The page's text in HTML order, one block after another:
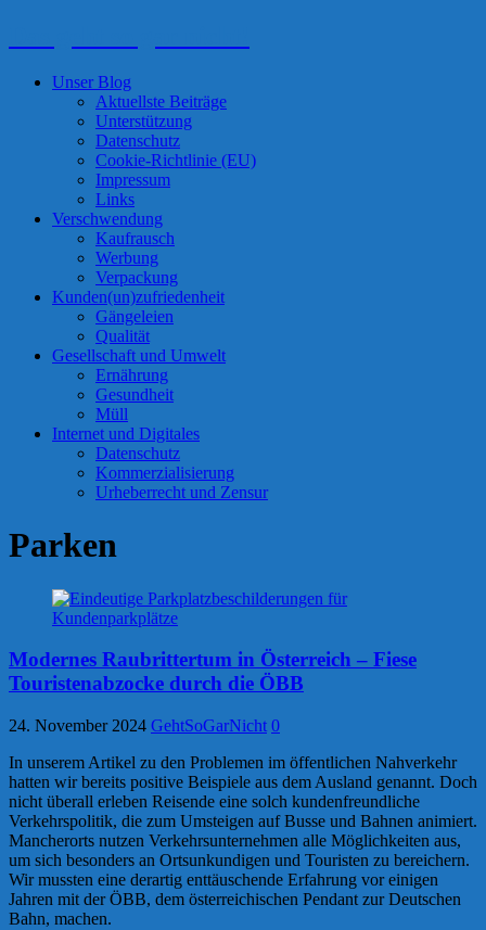
Unser Blog
Aktuellste Beiträge
Unterstützung
Datenschutz
Cookie-Richtlinie (EU)
Impressum
Links
Verschwendung
Kaufrausch
Werbung
Verpackung
Kunden(un)zufriedenheit
Gängeleien
Qualität
Gesellschaft und Umwelt
Ernährung
Gesundheit
Müll
Internet und Digitales
Datenschutz
Kommerzialisierung
Urheberrecht und Zensur
Parken
Modernes Raubrittertum in Österreich – Fiese
Touristenabzocke durch die ÖBB
24. November 2024 GehtSoGarNicht 0
In unserem Artikel zu den Problemen im öffentlichen Nahverkehr
hatten wir bereits positive Beispiele aus dem Ausland genannt. Doch
nicht überall erleben Reisende eine solch kundenfreundliche
Verkehrspolitik, die zum Umsteigen auf Busse und Bahnen animiert.
Mancherorts nutzen Verkehrsunternehmen alle Möglichkeiten aus,
um sich besonders an Ortsunkundigen und Touristen zu bereichern.
Wir mussten eine derartig enttäuschende Erfahrung vor einigen
Jahren mit der ÖBB, dem österreichischen Pendant zur Deutschen
Bahn, machen.